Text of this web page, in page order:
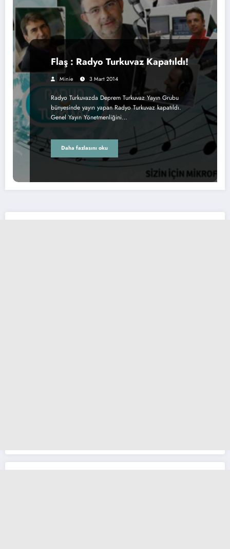
Flaş : Radyo Turkuvaz Kapatıldı!
Minie 3 Mart 2014
Radyo Turkuvazda Deprem Turkuvaz Yayın Grubu
bünyesinde yayın yapan Radyo Turkuvaz kapatıldı.
Genel Yayın Yönetmenliğini…
Daha fazlasını oku